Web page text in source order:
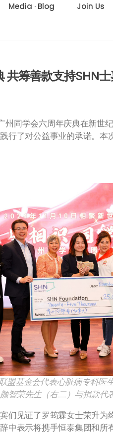
Media · Blog Join Us
筹善款支持SHN
州同学会六周年庆典在新世
行了对公益事业的承诺。
盟基金会代表心脏病专科医
智荣先生（右二）与捐款代
们见证了罗筠霖女士荣升
中表示将携手恒泰集团和